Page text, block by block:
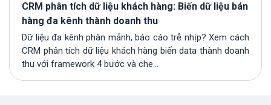
CRM phân tích dữ liệu khách hàng: Biến dữ liệu bán
hàng đa kênh thành doanh thu
Dữ liệu đa kênh phân mảnh, báo cáo trễ nhịp? Xem cách
CRM phân tích dữ liệu khách hàng biến data thành doanh
thu với framework 4 bước và che...